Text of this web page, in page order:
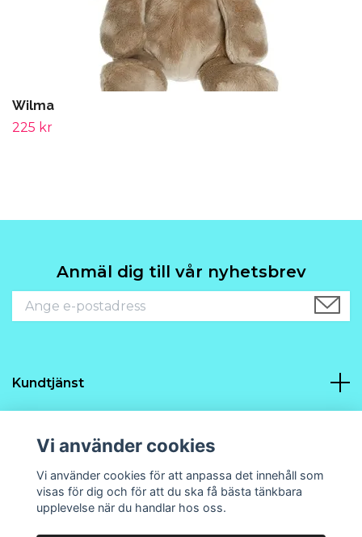
Wilma
225 kr
Anmäl dig till vår nyhetsbrev
Kundtjänst
Sociala medier
Vi använder cookies
Vi använder cookies för att anpassa det innehåll som
visas för dig och för att du ska få bästa tänkbara
upplevelse när du handlar hos oss.